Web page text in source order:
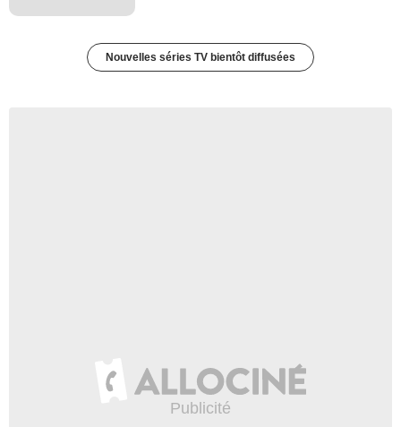
Nouvelles séries TV bientôt diffusées